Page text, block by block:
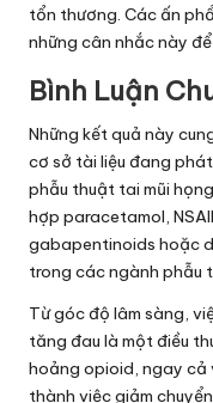
tổn thương. Các ấn
những cân nhắc này
Bình Luận
Những kết quả này
cơ sở tài liệu đang
phẫu thuật tai mũi
hợp paracetamol,
gabapentinoids hoặc
trong các ngành phẫu
Từ góc độ lâm sàng,
tăng đau là một điều
hoảng opioid, ngay cả
thành việc giảm